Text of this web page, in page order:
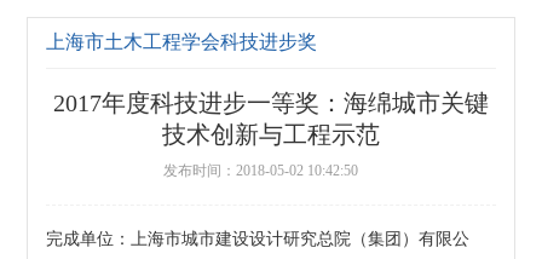
上海市土木工程学会科技进步奖
2017年度科技进步一等奖：海绵城市关键
技术创新与工程示范
发布时间：2018-05-02 10:42:50
完成单位：上海市城市建设设计研究总院（集团）有限公